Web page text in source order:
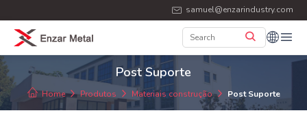
samuel@enzarindustry.com
Post Suporte
Home Produtos Materiais construção Post Suporte